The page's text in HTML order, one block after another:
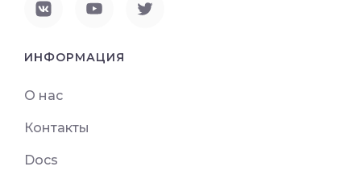
ИНФОРМАЦИЯ
О нас
Контакты
Docs